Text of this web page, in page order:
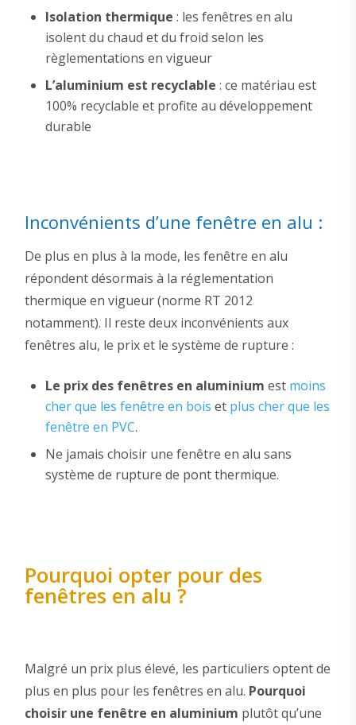
Isolation thermique : les fenêtres en alu
isolent du chaud et du froid selon les
règlementations en vigueur
L’aluminium est recyclable : ce matériau est
100% recyclable et profite au développement
durable
Inconvénients d’une fenêtre en alu :
De plus en plus à la mode, les fenêtre en alu
répondent désormais à la réglementation
thermique en vigueur (norme RT 2012
notamment). Il reste deux inconvénients aux
fenêtres alu, le prix et le système de rupture :
Le prix des fenêtres en aluminium est moins
cherque les fenêtre en bois et plus cher que les
fenêtre en PVC.
Ne jamais choisir une fenêtre en alu sans
système de rupture de pont thermique.
Pourquoi opter pour des
fenêtres en alu ?
Malgré un prix plus élevé, les particuliers optent de
plus en plus pour les fenêtres en alu. Pourquoi
choisir une fenêtre en aluminium plutôt qu’une